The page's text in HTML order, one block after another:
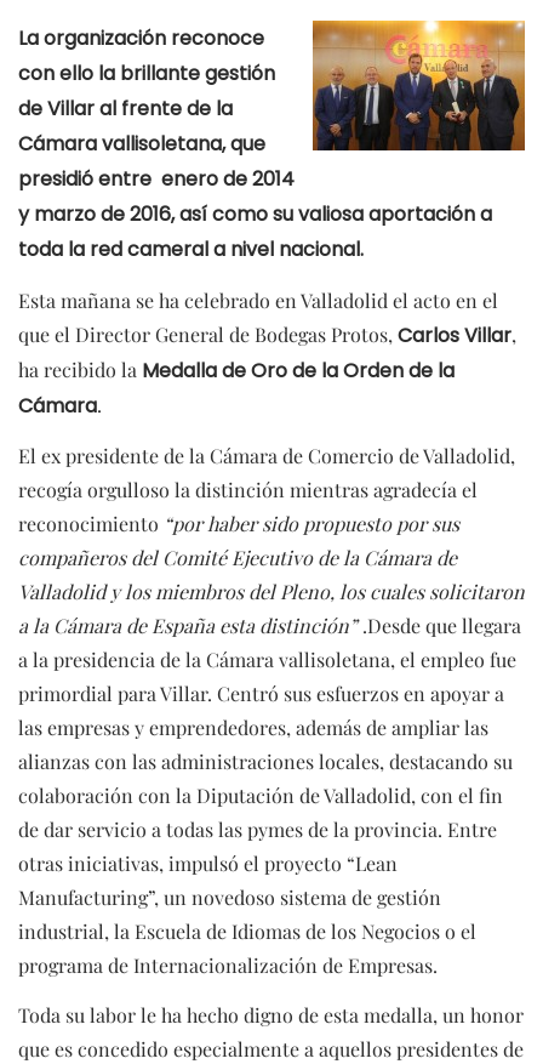
La organización reconoce
con ello la brillante gestión
de Villar al frente de la
Cámara vallisoletana, que
presidió entre enero de 2014
y marzo de 2016, así como su valiosa aportación a
toda la red cameral a nivel nacional.
Esta mañana se ha celebrado en Valladolid el acto en el
que el Director General de Bodegas Protos, Carlos Villar,
ha recibido la Medalla de Oro de la Orden de la
Cámara.
El ex presidente de la Cámara de Comercio de Valladolid,
recogía orgulloso la distinción mientras agradecía el
reconocimiento “por haber sido propuesto por sus
compañeros del Comité Ejecutivo de la Cámara de
Valladolid y los miembros del Pleno, los cuales solicitaron
a la Cámara de España esta distinción”.Desde que llegara
a la presidencia de la Cámara vallisoletana, el empleo fue
primordial para Villar. Centró sus esfuerzos en apoyar a
las empresas y emprendedores, además de ampliar las
alianzas con las administraciones locales, destacando su
colaboración con la Diputación de Valladolid, con el fin
de dar servicio a todas las pymes de la provincia. Entre
otras iniciativas, impulsó el proyecto “Lean
Manufacturing”, un novedoso sistema de gestión
industrial, la Escuela de Idiomas de los Negocios o el
programa de Internacionalización de Empresas.
Toda su labor le ha hecho digno de esta medalla, un honor
que es concedido especialmente a aquellos presidentes de